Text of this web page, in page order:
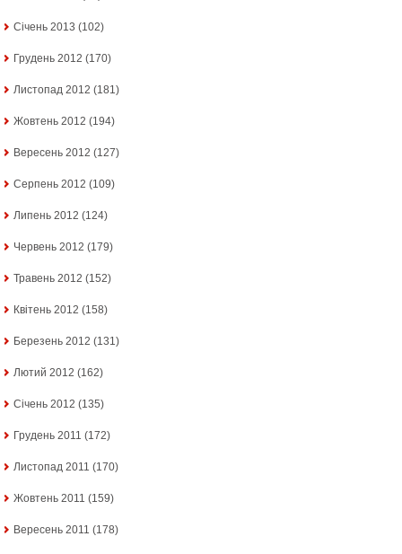
Січень 2013 (102)
Грудень 2012 (170)
Листопад 2012 (181)
Жовтень 2012 (194)
Вересень 2012 (127)
Серпень 2012 (109)
Липень 2012 (124)
Червень 2012 (179)
Травень 2012 (152)
Квітень 2012 (158)
Березень 2012 (131)
Лютий 2012 (162)
Січень 2012 (135)
Грудень 2011 (172)
Листопад 2011 (170)
Жовтень 2011 (159)
Вересень 2011 (178)